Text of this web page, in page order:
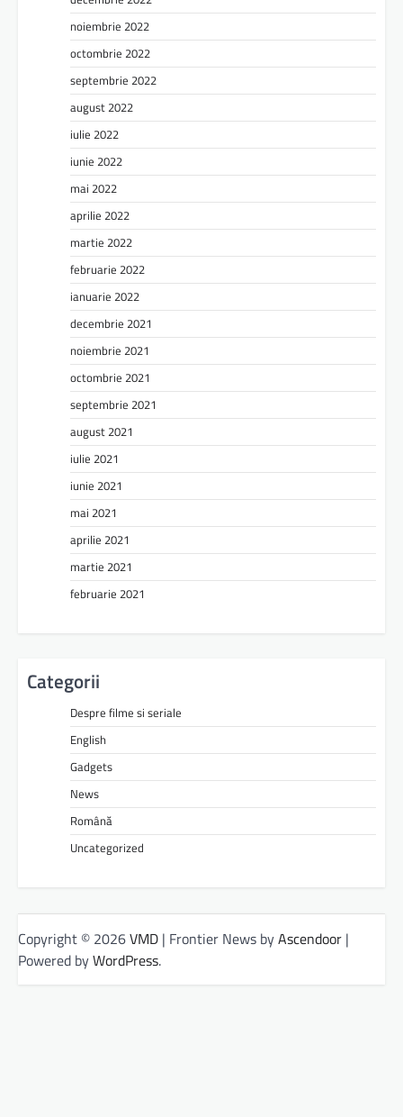
noiembrie 2022
octombrie 2022
septembrie 2022
august 2022
iulie 2022
iunie 2022
mai 2022
aprilie 2022
martie 2022
februarie 2022
ianuarie 2022
decembrie 2021
noiembrie 2021
octombrie 2021
septembrie 2021
august 2021
iulie 2021
iunie 2021
mai 2021
aprilie 2021
martie 2021
februarie 2021
Categorii
Despre filme si seriale
English
Gadgets
News
Română
Uncategorized
Copyright © 2026VMD | Frontier News byAscendoor |
Powered byWordPress.